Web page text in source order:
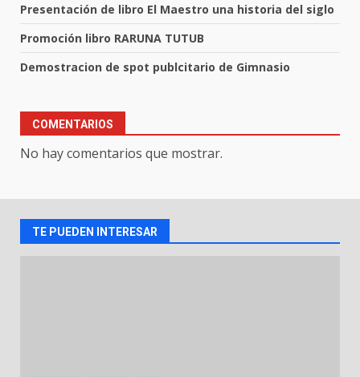
Presentación de libro El Maestro una historia del siglo
Promoción libro RARUNA TUTUB
Demostracion de spot publcitario de Gimnasio
COMENTARIOS
No hay comentarios que mostrar.
TE PUEDEN INTERESAR